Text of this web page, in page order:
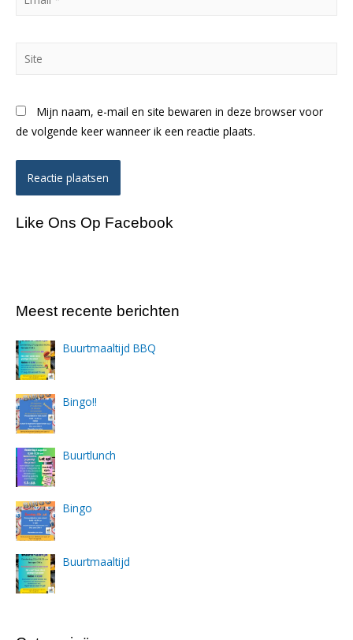
Mijn naam, e-mail en site bewaren in deze browser voor
de volgende keer wanneer ik een reactie plaats.
Like Ons Op Facebook
Meest recente berichten
Buurtmaaltijd BBQ
Bingo!!
Buurtlunch
Bingo
Buurtmaaltijd